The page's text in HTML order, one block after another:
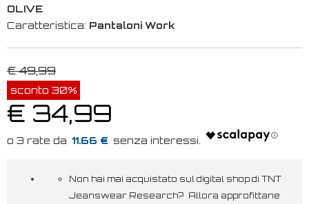
OLIVE
Caratteristica: Pantaloni Work
€ 49,99
sconto 30%
€ 34,99
11.66 €
Non hai mai acquistato sul digital shop di TNT
Jeanswear Research? Allora approfittane